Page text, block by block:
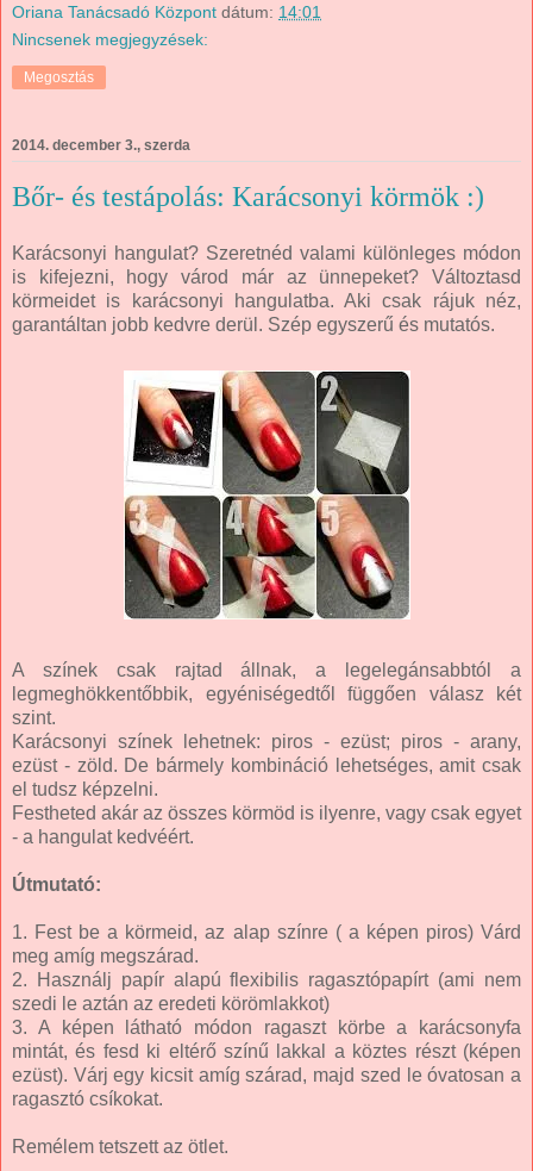
Oriana Tanácsadó Központ dátum: 14:01
Nincsenek megjegyzések:
Megosztás
2014. december 3., szerda
Bőr- és testápolás: Karácsonyi körmök :)
Karácsonyi hangulat? Szeretnéd valami különleges módon
is kifejezni, hogy várod már az ünnepeket? Változtasd
körmeidet is karácsonyi hangulatba. Aki csak rájuk néz,
garantáltan jobb kedvre derül. Szép egyszerű és mutatós.
A színek csak rajtad állnak, a legelegánsabbtól a
legmeghökkentőbbik, egyéniségedtől függően válasz két
szint.
Karácsonyi színek lehetnek: piros - ezüst; piros - arany,
ezüst - zöld. De bármely kombináció lehetséges, amit csak
el tudsz képzelni.
Festheted akár az összes körmöd is ilyenre, vagy csak egyet
- a hangulat kedvéért.
Útmutató:
1. Fest be a körmeid, az alap színre ( a képen piros) Várd
meg amíg megszárad.
2. Használj papír alapú flexibilis ragasztópapírt (ami nem
szedi le aztán az eredeti körömlakkot)
3. A képen látható módon ragaszt körbe a karácsonyfa
mintát, és fesd ki eltérő színű lakkal a köztes részt (képen
ezüst). Várj egy kicsit amíg szárad, majd szed le óvatosan a
ragasztó csíkokat.
Remélem tetszett az ötlet.